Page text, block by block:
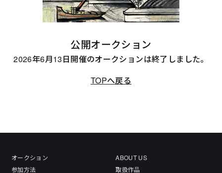
公開オークション
2026年6月13日開催のオークションは終了しました。
TOPへ戻る
オークション
参加方法
ABOUT US
取扱作品